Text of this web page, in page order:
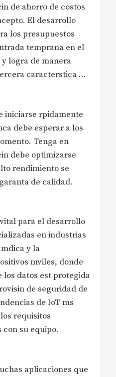
de ahorro de costos
El desarrollo
los presupuestos
temprana en el
logra de manera
caracterstica …
iniciarse rpidamente
debe esperar a los
Tenga en
debe optimizarse
rendimiento se
de calidad.
para el desarrollo
en industrias
y la
mviles, donde
datos est protegida
de seguridad de
de IoT ms
requisitos
su equipo.
aplicaciones que